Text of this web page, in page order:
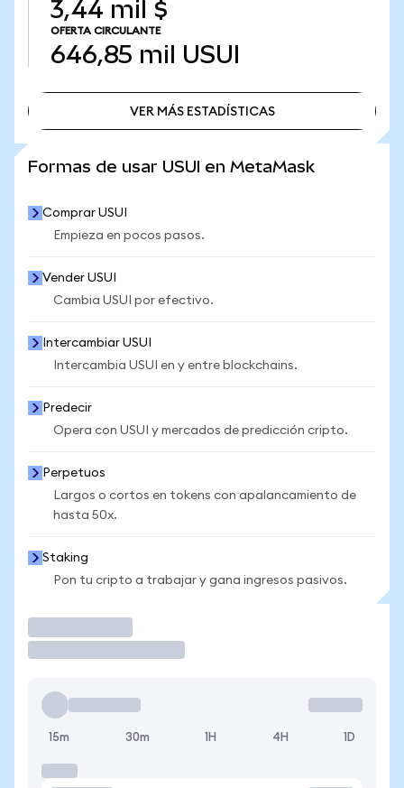
3,44 mil $
OFERTA CIRCULANTE
646,85 mil USUI
VER MÁS ESTADÍSTICAS
Formas de usar USUI en MetaMask
Comprar USUI
Empieza en pocos pasos.
Vender USUI
Cambia USUI por efectivo.
Intercambiar USUI
Intercambia USUI en y entre blockchains.
Predecir
Opera con USUI y mercados de predicción cripto.
Perpetuos
Largos o cortos en tokens con apalancamiento de
hasta 50x.
Staking
Pon tu cripto a trabajar y gana ingresos pasivos.
15m 30m 1H 4H 1D